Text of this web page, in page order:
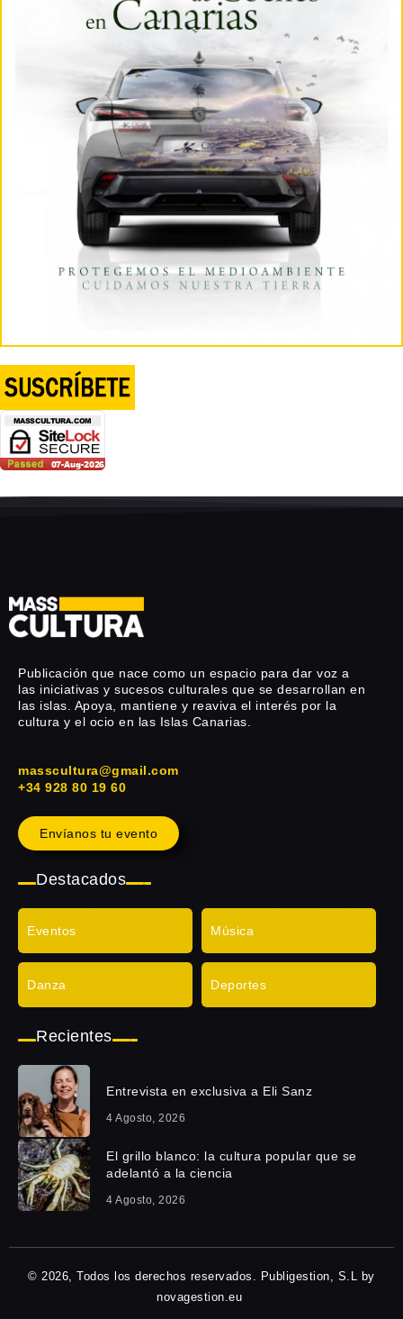
Publicación que nace como un espacio para dar voz a
las iniciativas y sucesos culturales que se desarrollan en
las islas. Apoya, mantiene y reaviva el interés por la
cultura y el ocio en las Islas Canarias.
masscultura@gmail.com
+34 928 80 19 60
Envíanos tu evento
Destacados
Eventos Música
Danza Deportes
Recientes
Entrevista en exclusiva a Eli Sanz
4 Agosto, 2026
El grillo blanco: la cultura popular que se
adelantó a la ciencia
4 Agosto, 2026
© 2026, Todos los derechos reservados. Publigestion, S.L by
novagestion.eu